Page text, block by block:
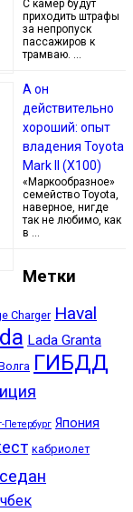
С камер будут
приходить штрафы
за непропуск
пассажиров к
трамваю. …
А он
действительно
хороший: опыт
владения Toyota
Mark II (Х100)
«Маркообразное»
семейство Toyota,
наверное, нигде
так не любимо, как
в …
Метки
Charger Haval
Lada Granta
ГИБДД
Петербург Япония
кабриолет
седан